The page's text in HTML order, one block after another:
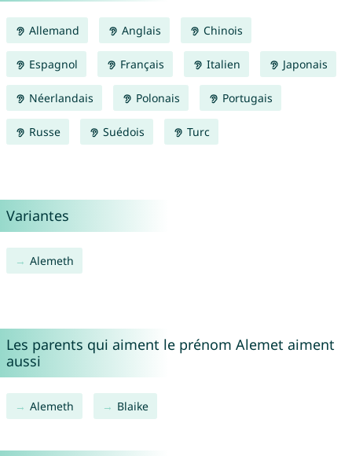
Allemand Anglais Chinois
Espagnol Français Italien Japonais
Néerlandais Polonais Portugais
Russe Suédois Turc
Variantes
Alemeth
Les parents qui aiment le prénom Alemet aiment
aussi
Alemeth Blaike